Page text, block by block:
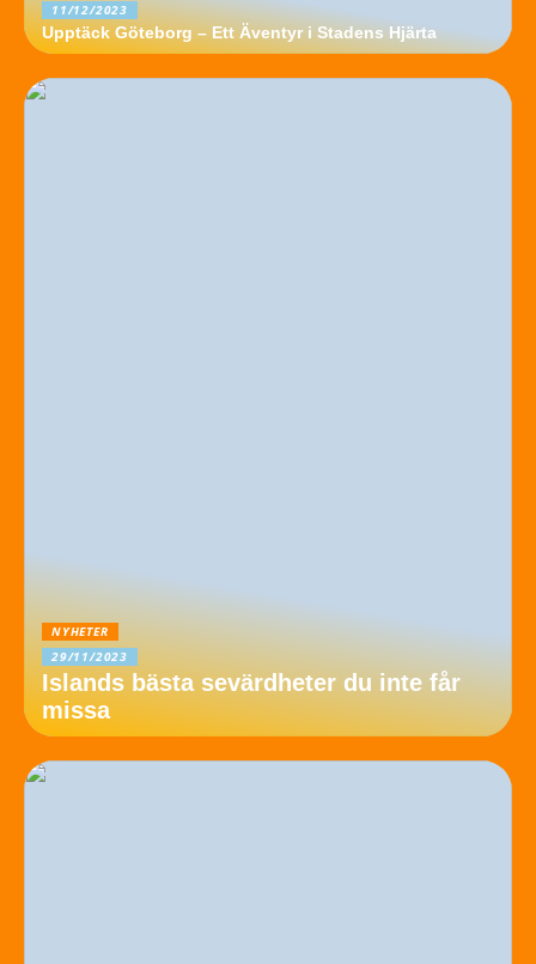
11/12/2023
Upptäck Göteborg – Ett Äventyr i Stadens Hjärta
NYHETER
29/11/2023
Islands bästa sevärdheter du inte får
missa